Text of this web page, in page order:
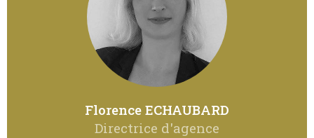
Florence ECHAUBARD
Directrice d'agence